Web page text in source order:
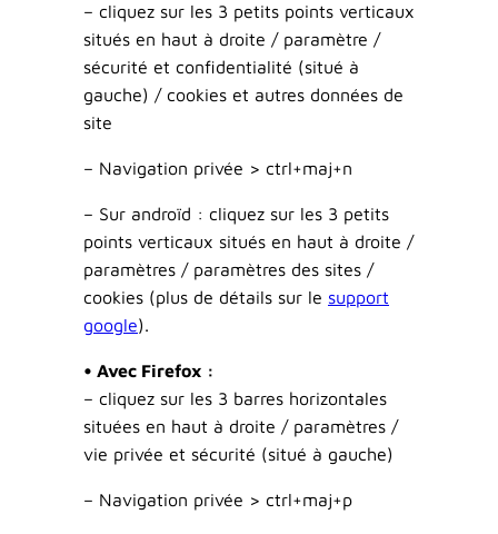
– cliquez sur les 3 petits points verticaux
situés en haut à droite / paramètre /
sécurité et confidentialité (situé à
gauche) / cookies et autres données de
site
– Navigation privée > ctrl+maj+n
– Sur androïd : cliquez sur les 3 petits
points verticaux situés en haut à droite /
paramètres / paramètres des sites /
cookies (plus de détails sur le support
google).
• Avec Firefox :
– cliquez sur les 3 barres horizontales
situées en haut à droite / paramètres /
vie privée et sécurité (situé à gauche)
– Navigation privée > ctrl+maj+p